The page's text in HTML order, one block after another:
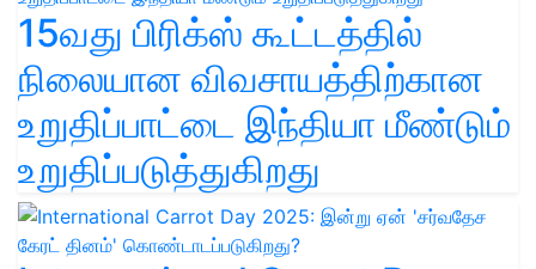
15வது பிரிக்ஸ் கூட்டத்தில்
நிலையான விவசாயத்திற்கான
உறுதிப்பாட்டை இந்தியா மீண்டும்
உறுதிப்படுத்துகிறது